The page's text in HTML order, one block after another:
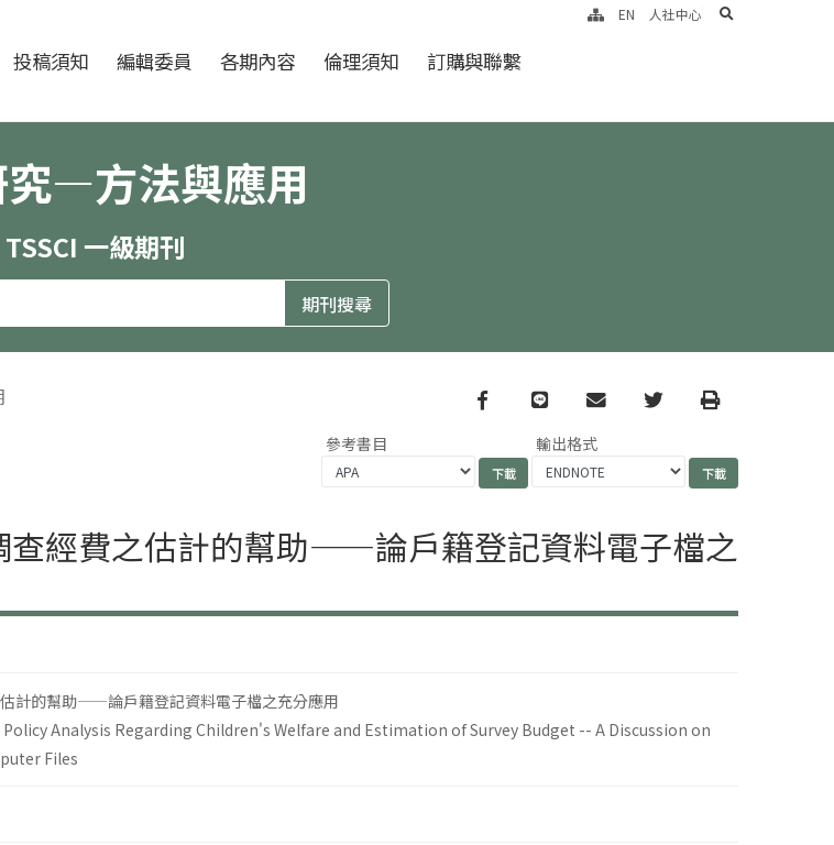
投稿須知 編輯委員 各期內容 倫理須知 訂購與聯繫
EN 人社中心 search
—方法與應用
TSSCI 一級期刊
Facebook
line email TwitterPrint
參考書目 輸出格式
查經費之估計的幫助——論戶籍登記資料電子檔之
計的幫助——論戶籍登記資料電子檔之充分應用
Analysis Regarding Children's Welfare and Estimation of Survey Budget -- A Discussion on
Files